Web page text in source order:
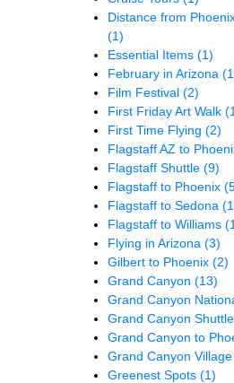
Distance from
(1)
Essential Items (1)
February in Arizona
Film Festival (2)
First Friday Art Walk
First Time Flying (2)
Flagstaff AZ to
Flagstaff Shuttle (9)
Flagstaff to Phoenix
Flagstaff to Sedona
Flagstaff to Williams
Flying in Arizona (3)
Gilbert to Phoenix (2)
Grand Canyon (13)
Grand Canyon
Grand Canyon Shuttle
Grand Canyon to
Grand Canyon Village
Greenest Spots (1)